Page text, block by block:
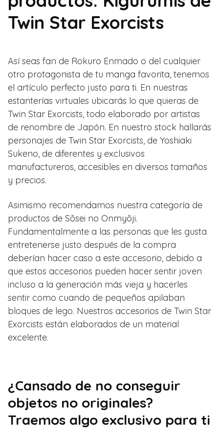
Twin Star Exorcists
Así seas fan de Rokuro Enmado o del cualquier
otro protagonista de tu manga favorita, tenemos
el artículo perfecto justo para ti. En nuestras
estanterías virtuales ubicarás lo que quieras de
Twin Star Exorcists, todo elaborado por artistas
de renombre de Japón. En nuestro stock hallarás
personajes de Twin Star Exorcists, de Yoshiaki
Sukeno, de diferentes y exclusivos
manufactureros, accesibles en diversos tamaños
y precios.
Asimismo recomendamos nuestra categoría de
productos de Sōsei no Onmyōji.
Fundamentalmente a las personas que les gusta
entretenerse justo después de la compra
deberían hacer caso a este accesorio, debido a
que estos accesorios pueden hacer sentir joven
incluso a la generación más vieja y hacerles
sentir como cuando de pequeños apilaban
bloques de lego. Nuestros accesorios de Twin Star
Exorcists están elaborados de un material
excelente.
¿Cansado de no conseguir
objetos no originales?
Traemos algo exclusivo para ti